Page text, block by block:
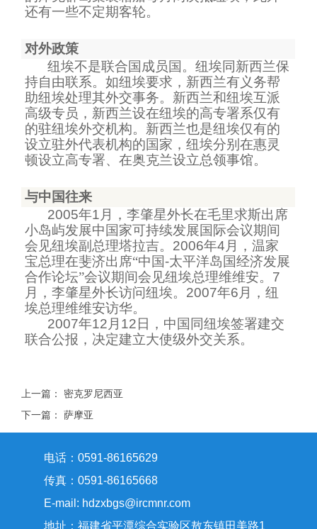
还有一些不定期客轮。
对外政策
纽埃不是联合国成员国。纽埃同新西兰保
持自由联系。如纽埃要求，新西兰有义务帮
助纽埃处理其外交事务。新西兰和纽埃互派
高级专员，新西兰设在纽埃的高专署系仅有
的驻纽埃外交机构。新西兰也是纽埃仅有的
设立驻外代表机构的国家，纽埃分别在惠灵
顿设立高专署、在奥克兰设立总领事馆。
与中国往来
2005年1 月，李肇星外长在毛里求斯出席
小岛屿发展中国家可持续发展国际会议期间
会见纽埃副总理塔拉吉。 2006年4 月，温家
宝总理在斐济出席“中国-太平洋岛国经济发展
合作论坛”会议期间会见纽埃总理维维安。 7
月，李肇星外长访问纽埃。 2007年6 月，纽
埃总理维维安访华。
2007年12 月 12日，中国同纽埃签署建交
联合公报，决定建立大使级外交关系。
上一篇： 密克罗尼西亚
下一篇：萨摩亚
电话：0591-86165629
传真：0591-86165668
E-mail: hdzxbgs@ircmnr.com
地址：福建省平潭综合实验区敖东镇田美路1